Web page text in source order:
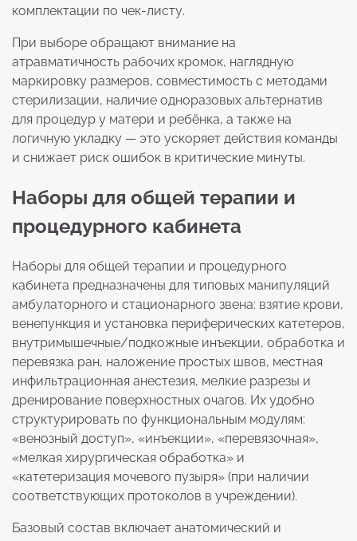
комплектации по чек-листу.
При выборе обращают внимание на
атравматичность рабочих кромок, наглядную
маркировку размеров, совместимость с методами
стерилизации, наличие одноразовых альтернатив
для процедур у матери и ребёнка, а также на
логичную укладку — это ускоряет действия команды
и снижает риск ошибок в критические минуты.
Наборы для общей терапии и
процедурного кабинета
Наборы для общей терапии и процедурного
кабинета предназначены для типовых манипуляций
амбулаторного и стационарного звена: взятие крови,
венепункция и установка периферических катетеров,
внутримышечные/подкожные инъекции, обработка и
перевязка ран, наложение простых швов, местная
инфильтрационная анестезия, мелкие разрезы и
дренирование поверхностных очагов. Их удобно
структурировать по функциональным модулям:
«венозный доступ», «инъекции», «перевязочная»,
«мелкая хирургическая обработка» и
«катетеризация мочевого пузыря» (при наличии
соответствующих протоколов в учреждении).
Базовый состав включает анатомический и